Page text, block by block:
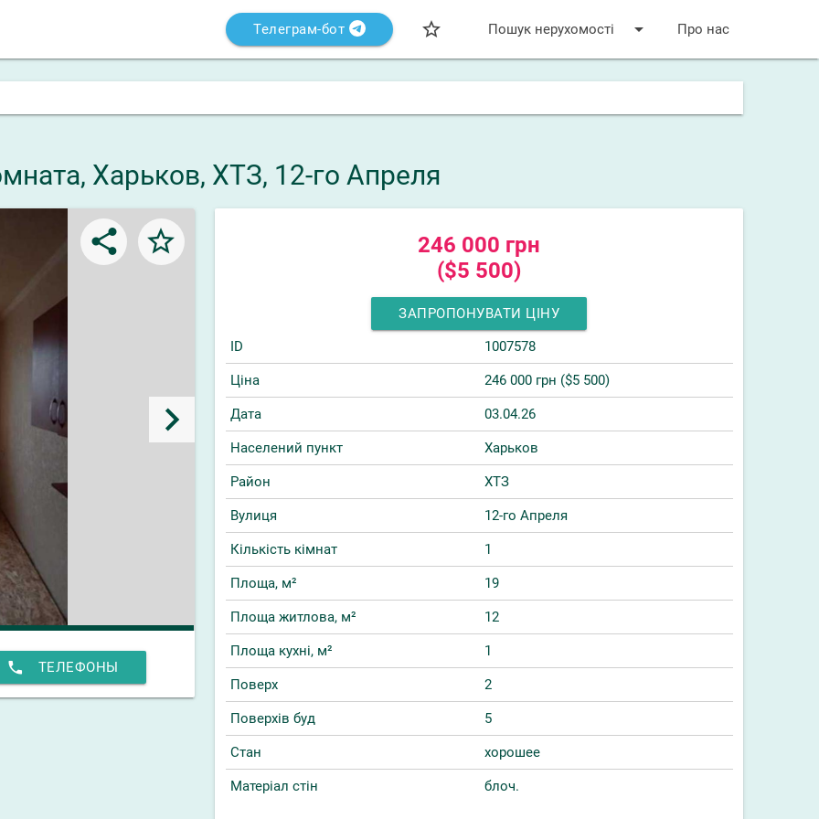
Телеграм-бот star_bordered arrow_drop_down
Пошук нерухомості Про нас
Харьков, ХТЗ, 12-го Апреля
share star_border
keyboard_arrow_right
phone ТЕЛЕФОНЫ
246 000 грн
($5 500)
ЗАПРОПОНУВАТИ ЦІНУ
ID
1007578
Ціна 246 000 грн ($5 500)
Дата 03.04.26
Населений пункт Харьков
Район ХТЗ
Вулиця 12-го Апреля
Кількість кімнат 1
Площа, м² 19
Площа житлова, м² 12
Площа кухні, м² 1
Поверх 2
Поверхів буд 5
Стан хорошее
Матеріал стін блоч.